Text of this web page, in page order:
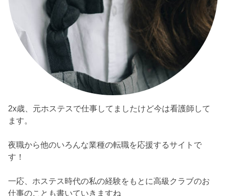
2x歳、元ホステスで仕事してましたけど今は看護師して
ます。
夜職から他のいろんな業種の転職を応援するサイトで
す！
一応、ホステス時代の私の経験をもとに高級クラブのお
仕事のことも書いていきますね